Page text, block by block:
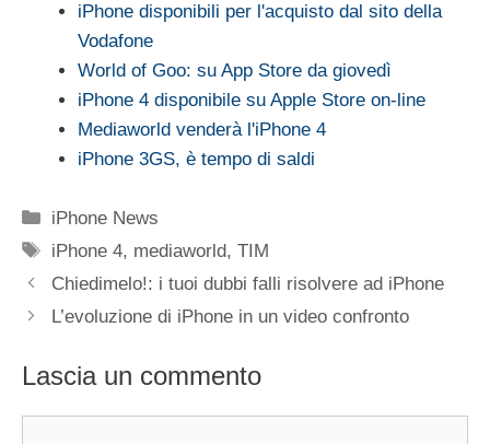
iPhone disponibili per l'acquisto dal sito della
Vodafone
World of Goo: su App Store da giovedì
iPhone 4 disponibile su Apple Store on-line
Mediaworld venderà l'iPhone 4
iPhone 3GS, è tempo di saldi
Categorie
iPhone News
Tag
iPhone 4, mediaworld,TIM
Chiedimelo!: i tuoi dubbi falli risolvere ad iPhone
L’evoluzione di iPhone in un video confronto
Lascia un commento